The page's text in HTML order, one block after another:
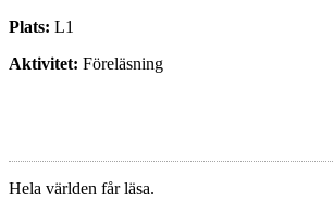
Plats: L1
Aktivitet: Föreläsning
Hela världen får läsa.